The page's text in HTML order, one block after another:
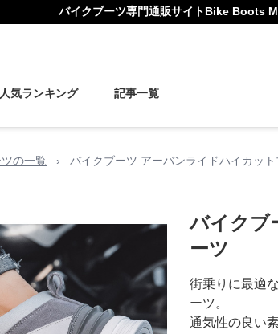
バイクブーツ専門通販サイトBike Boots
気ランキング 記事一覧
の一覧 › バイクブーツ アーバンライドハイカット
バイクブ
ーツ
街乗りに最適
ーツ。
通気性の良い